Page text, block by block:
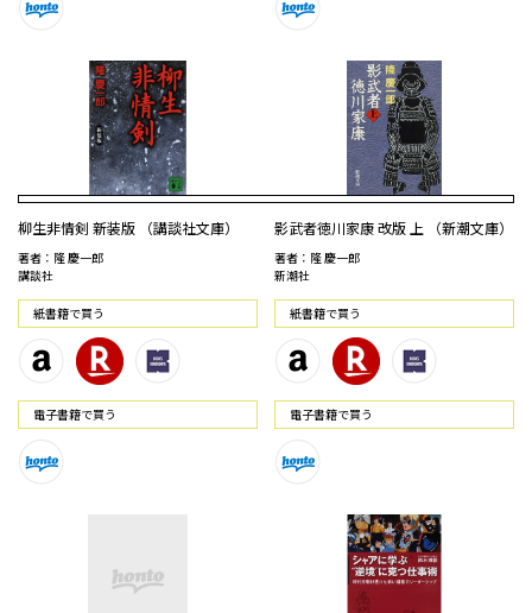
柳生非情剣 新装版 （講談社文庫）
著者：隆 慶一郎
講談社
紙書籍で買う
電⼦書籍で買う
影武者徳川家康 改版 上 （新潮文庫）
著者：隆 慶一郎
新潮社
紙書籍で買う
電⼦書籍で買う